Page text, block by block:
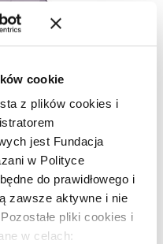
cookie
z plików cookies i
jest Fundacja
w Polityce
do prawidłowego i
zawsze aktywne i nie
pliki cookies i
w celach: